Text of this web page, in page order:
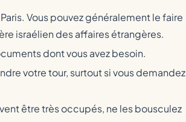
Vous pouvez généralement le faire
israélien des affaires étrangères.
dont vous avez besoin.
votre tour, surtout si vous demandez
être très occupés, ne les bousculez